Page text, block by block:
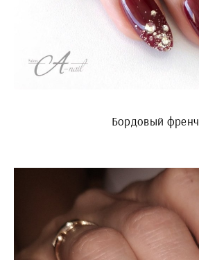
Бордовый френч